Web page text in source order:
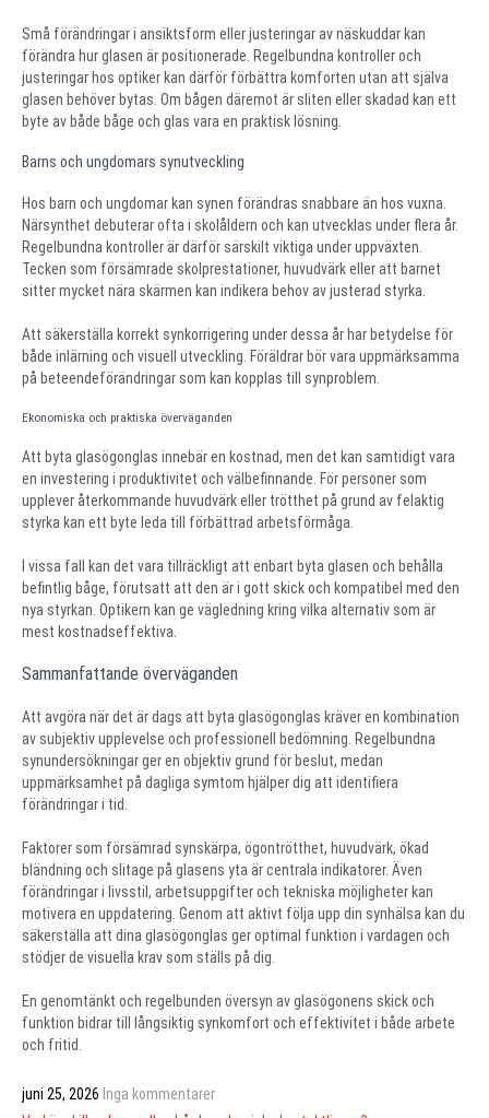
Små förändringar i ansiktsform eller justeringar av näskuddar kan
förändra hur glasen är positionerade. Regelbundna kontroller och
justeringar hos optiker kan därför förbättra komforten utan att själva
glasen behöver bytas. Om bågen däremot är sliten eller skadad kan ett
byte av både båge och glas vara en praktisk lösning.
Barns och ungdomars synutveckling
Hos barn och ungdomar kan synen förändras snabbare än hos vuxna.
Närsynthet debuterar ofta i skolåldern och kan utvecklas under flera år.
Regelbundna kontroller är därför särskilt viktiga under uppväxten.
Tecken som försämrade skolprestationer, huvudvärk eller att barnet
sitter mycket nära skärmen kan indikera behov av justerad styrka.
Att säkerställa korrekt synkorrigering under dessa år har betydelse för
både inlärning och visuell utveckling. Föräldrar bör vara uppmärksamma
på beteendeförändringar som kan kopplas till synproblem.
Ekonomiska och praktiska överväganden
Att byta glasögonglas innebär en kostnad, men det kan samtidigt vara
en investering i produktivitet och välbefinnande. För personer som
upplever återkommande huvudvärk eller trötthet på grund av felaktig
styrka kan ett byte leda till förbättrad arbetsförmåga.
I vissa fall kan det vara tillräckligt att enbart byta glasen och behålla
befintlig båge, förutsatt att den är i gott skick och kompatibel med den
nya styrkan. Optikern kan ge vägledning kring vilka alternativ som är
mest kostnadseffektiva.
Sammanfattande överväganden
Att avgöra när det är dags att byta glasögonglas kräver en kombination
av subjektiv upplevelse och professionell bedömning. Regelbundna
synundersökningar ger en objektiv grund för beslut, medan
uppmärksamhet på dagliga symtom hjälper dig att identifiera
förändringar i tid.
Faktorer som försämrad synskärpa, ögontrötthet, huvudvärk, ökad
bländning och slitage på glasens yta är centrala indikatorer. Även
förändringar i livsstil, arbetsuppgifter och tekniska möjligheter kan
motivera en uppdatering. Genom att aktivt följa upp din synhälsa kan du
säkerställa att dina glasögonglas ger optimal funktion i vardagen och
stödjer de visuella krav som ställs på dig.
En genomtänkt och regelbunden översyn av glasögonens skick och
funktion bidrar till långsiktig synkomfort och effektivitet i både arbete
och fritid.
juni 25, 2026 Inga kommentarer